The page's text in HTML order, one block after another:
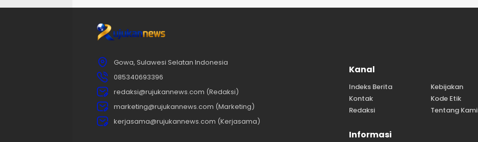
Gowa, Sulawesi Selatan Indonesia
085340693396
redaksi@rujukannews.com (Redaksi)
marketing@rujukannews.com (Marketing)
kerjasama@rujukannews.com (Kerjasama)
Kanal
Indeks Berita Kebijakan
Kontak
Kode Etik
Redaksi
Tentang Kami
Informasi